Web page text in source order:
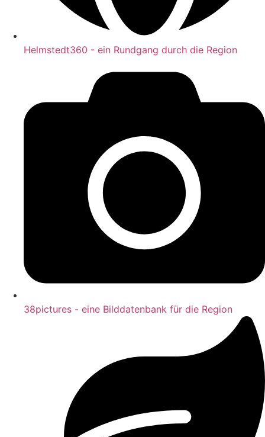
Helmstedt360 - ein Rundgang durch die Region
38pictures - eine Bilddatenbank für die Region